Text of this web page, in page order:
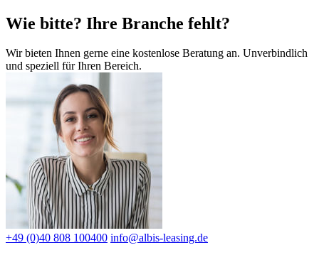
Wie bitte? Ihre Branche fehlt?
Wir bieten Ihnen gerne eine kostenlose Beratung an. Unverbindlich
und speziell für Ihren Bereich.
+49 (0)40 808 100400 info@albis-leasing.de